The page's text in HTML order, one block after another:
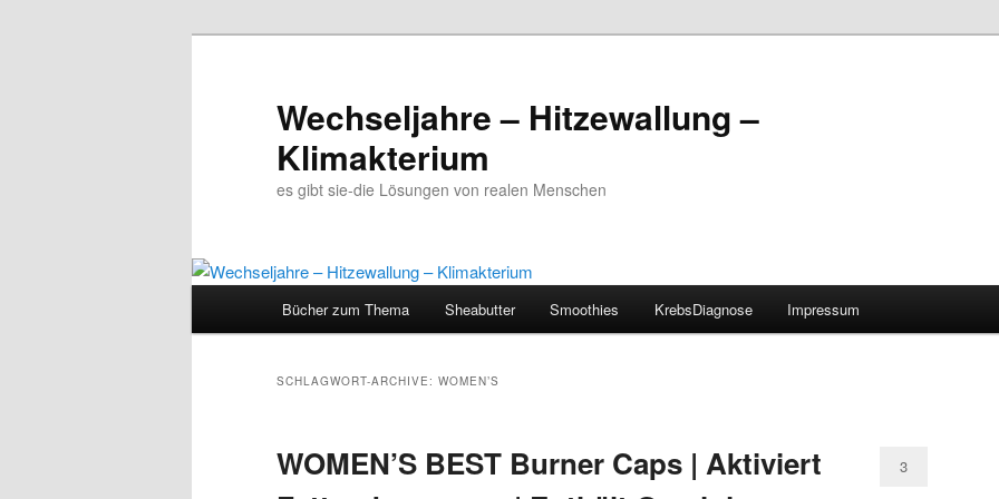
Wechseljahre – Hitzewallung –
Klimakterium
es gibt sie-die Lösungen von realen Menschen
Zum
Zum
wechseln
Bücher zum Thema Sheabutter Smoothies KrebsDiagnose Impressum
SCHLAGWORT-ARCHIVE: WOMEN’S
WOMEN’S BEST Burner Caps | Aktiviert
3